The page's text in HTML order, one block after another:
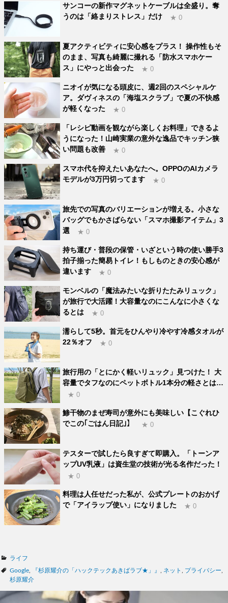
サンコーの新作マグネットケーブルは全盛り。奪
うのは「絡まりストレス」だけ
★ 0
夏アクティビティに安心感をプラス！ 操作性もそ
のまま、写真も綺麗に撮れる「防水スマホケー
ス」にやっと出会った
★ 0
ニオイが気になる頭皮に、週2回のスペシャルケ
ア。ダヴィネスの「海塩スクラブ」で夏の不快感
が軽くなった
★ 0
「レシピ動画を観ながら楽しくお料理」できるよ
うになった！山崎実業の意外な逸品でキッチン狭
い問題も改善
★ 0
スマホ代を抑えたいあなたへ。OPPOのAIカメラ
モデルが3万円切ってます
★ 0
旅先での写真のバリエーションが増える。小さな
バッグでもかさばらない「スマホ撮影アイテム」3
選
★ 0
持ち運び・普段の保管・いざという時の使い勝手3
拍子揃った簡易トイレ！もしものときの安心感が
違います
★ 0
モンベルの「魔法みたいな折りたたみリュック」
が旅行で大活躍！大容量なのにこんなに小さくな
るとは
★ 0
濡らして5秒。首元をひんやり冷やす冷感タオルが
22％オフ
★ 0
旅行用の「とにかく軽いリュック」見つけた！ 大
容量でタフなのにペットボトル1本分の軽さとは…
★ 0
鯵干物のまぜ寿司が意外にも美味しい【こぐれひ
でこの｢ごはん日記｣】
★ 0
テスターで試したら良すぎて即購入。「トーンア
ップUV乳液」は資生堂の技術が光る名作だった！
★ 0
料理は人任せだった私が、公式プレートのおかげ
で「アイラップ使い」になりました
★ 0
カ
テ
ゴ
ー
ライフ
タ
グ
Google 『杉原耀介の「ハックテックあきばラブ★」』 ネット プライバシー
杉原耀介